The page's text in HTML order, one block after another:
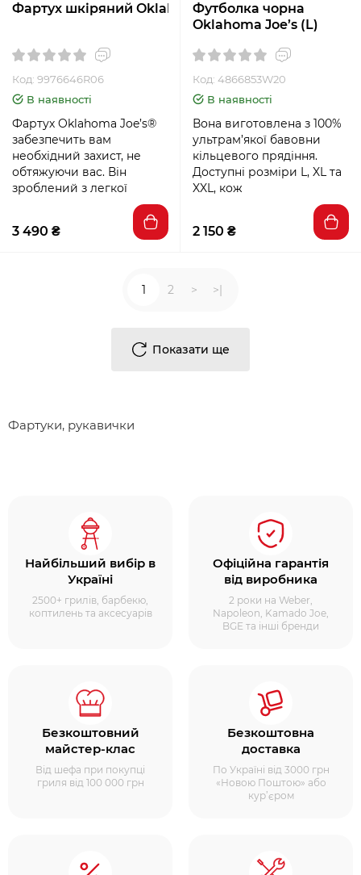
Фартух шкіряний Oklahoma Joe
Код: 9976646R06
В наявності
Фартух Oklahoma Joe’s®
забезпечить вам
необхідний захист, не
обтяжуючи вас. Він
зроблений з легкої
3 490 ₴
Футболка чорна
Oklahoma Joe’s (L)
Код: 4866853W20
В наявності
Вона виготовлена з 100%
ультрам’якої бавовни
кільцевого прядіння.
Доступні розміри L, XL та
XXL, кож
2 150 ₴
Показати ще
1 2 > >|
Фартуки, рукавички
Найбільший вибір в
Україні
2500+ грилів, барбекю,
коптилень та аксесуарів
Офіційна гарантія
від виробника
2 роки на Weber,
Napoleon, Kamado Joe,
BGE та інші бренди
Безкоштовний
майстер-клас
Від шефа при покупці
гриля від 100 000 грн
Безкоштовна
доставка
По Україні від 3000 грн
«Новою Поштою» або
кур’єром